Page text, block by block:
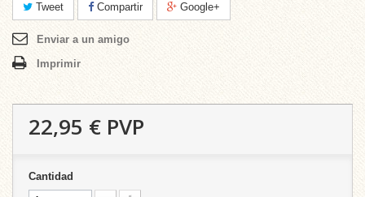
Tweet Compartir Google+
Enviar a un amigo
Imprimir
22,95 € PVP
Cantidad